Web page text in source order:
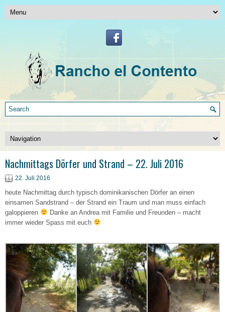
Nachmittags Dörfer und Strand – 22. Juli 2016
22. Juli 2016
heute Nachmittag durch typisch dominikanischen Dörfer an einen
einsamen Sandstrand – der Strand ein Traum und man muss einfach
galoppieren
Danke an Andrea mit Familie und Freunden – macht
immer wieder Spass mit euch